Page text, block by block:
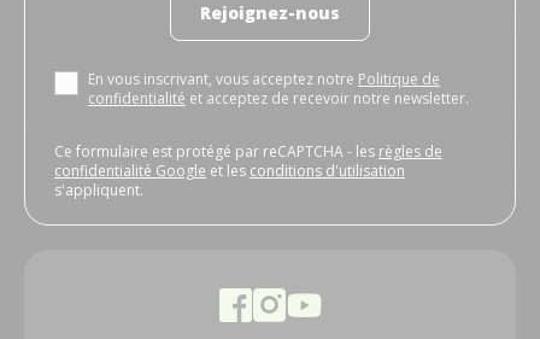
Rejoignez-nous
En vous inscrivant, vous acceptez notre Politique de
confidentialité et acceptez de recevoir notre newsletter.
Ce formulaire est protégé par reCAPTCHA - les règles de
confidentialité Google et les conditions d'utilisation
s'appliquent.